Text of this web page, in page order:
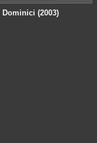
Dominici (2003)